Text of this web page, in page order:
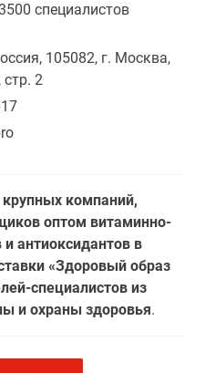
специалистов
105082, г. Москва,
стр. 2
компаний,
оптом витаминно-
антиоксидантов в
«Здоровый образ
специалистов из
и охраны здоровья.